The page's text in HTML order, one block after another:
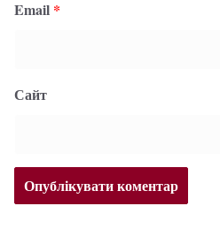
Email *
Сайт